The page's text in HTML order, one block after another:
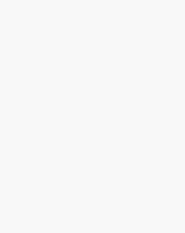
Entwurf des